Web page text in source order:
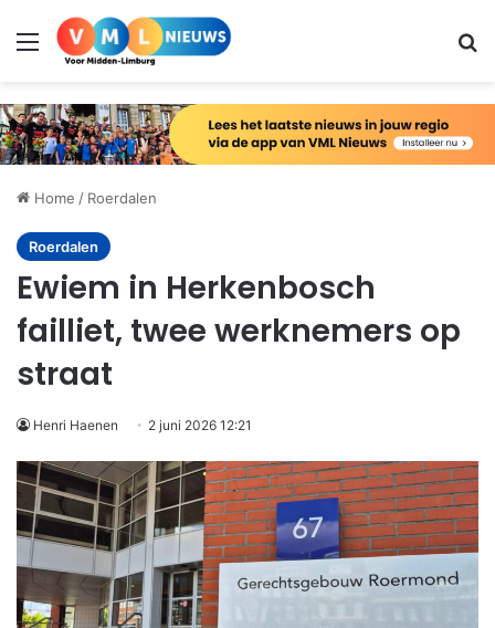
Menu
Home / Roerdalen
Roerdalen
Ewiem in Herkenbosch
failliet, twee werknemers op
straat
Henri Haenen 2 juni 2026 12:21